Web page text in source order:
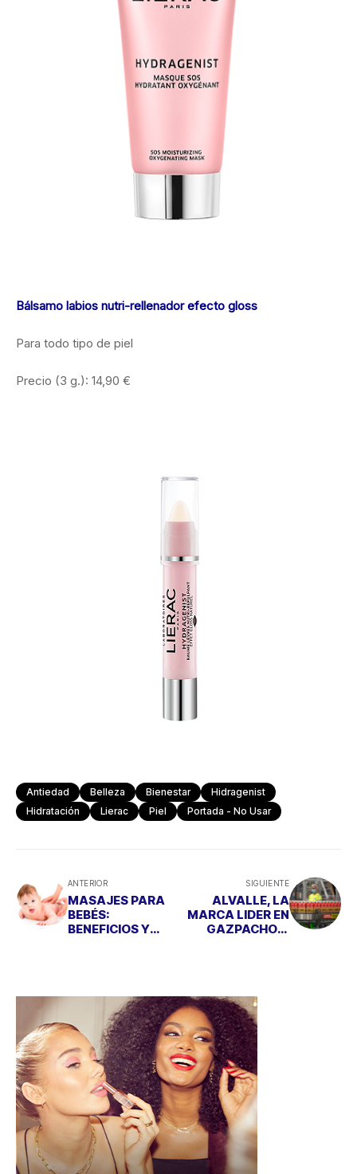
Bálsamo labios nutri-rellenador efecto gloss
Para todo tipo de piel
Precio (3 g.): 14,90 €
Antiedad Belleza Bienestar
Hidragenist
Hidratación
Lierac Piel Portada - No Usar
ANTERIOR
MASAJES PARA
BEBÉS:
BENEFICIOS Y
SIGUIENTE
ALVALLE, LA
MARCA LIDER EN
GAZPACHOS,